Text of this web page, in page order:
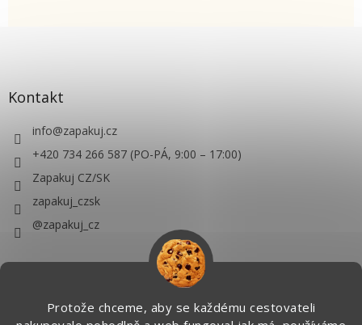
Protože chceme, aby se každému cestovateli
Kontakt
info@zapakuj.cz
+420 734 266 587 (PO-PÁ, 9:00 – 17:00)
Zapakuj CZ/SK
zapakuj_czsk
@zapakuj_cz